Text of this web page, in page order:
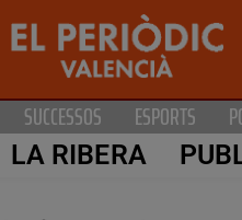
SUCCESSOS ESPORTS
LA RIBERA